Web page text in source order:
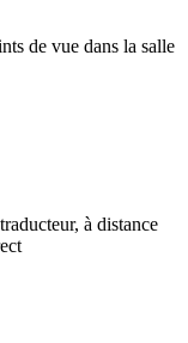
de vue dans la salle
à distance